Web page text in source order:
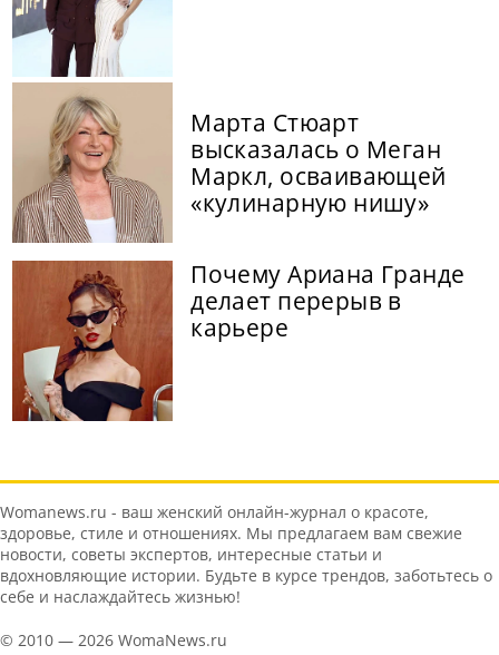
Марта Стюарт
высказалась о Меган
Маркл, осваивающей
«кулинарную нишу»
Почему Ариана Гранде
делает перерыв в
карьере
Womanews.ru - ваш женский онлайн-журнал о красоте,
здоровье, стиле и отношениях. Мы предлагаем вам свежие
новости, советы экспертов, интересные статьи и
вдохновляющие истории. Будьте в курсе трендов, заботьтесь о
себе и наслаждайтесь жизнью!
© 2010 — 2026 WomaNews.ru